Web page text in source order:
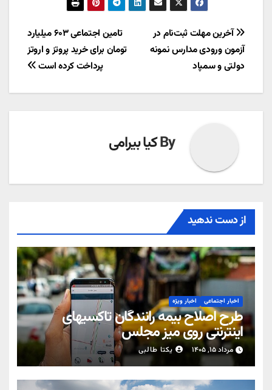
راهبری
نوشته
تامین اجتماعی ۶۰۳ میلیارد
تومان برای خرید پروتز و اروتز
پرداخت کرده است
آخرین مهلت ثبت‌نام در
آزمون‌ ورودی مدارس نمونه
دولتی و سمپاد
Byکیا بیرامی
از دست ندهید
اخبار اجتماعی اخبار ویژه
طرح اصلاح بیمه رانندگان تاکسیهای
اینترنتی روی میز مجلس
مرداد ۱۵, ۱۴۰۵ یکتا طالبی